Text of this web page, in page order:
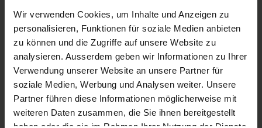
Wir verwenden Cookies, um Inhalte und Anzeigen zu
personalisieren, Funktionen für soziale Medien anbieten
zu können und die Zugriffe auf unsere Website zu
analysieren. Ausserdem geben wir Informationen zu Ihrer
Verwendung unserer Website an unsere Partner für
soziale Medien, Werbung und Analysen weiter. Unsere
Partner führen diese Informationen möglicherweise mit
weiteren Daten zusammen, die Sie ihnen bereitgestellt
Smartphone. Für Tablets und Smartphones gibt es eine iOS
oder Android App.
Werden Sie jetzt Mitgliedund erhalten Sie im
Ernstfall
250 000 Franken.